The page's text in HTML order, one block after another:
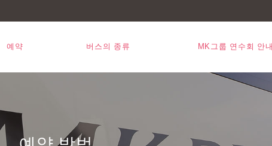
예약 버스의 종류 MK그룹 연수회 안내